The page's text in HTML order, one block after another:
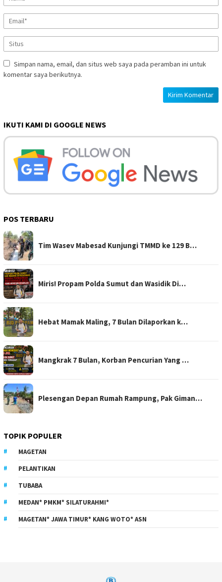
Simpan nama, email, dan situs web saya pada peramban ini untuk
komentar saya berikutnya.
IKUTI KAMI DI GOOGLE NEWS
POS TERBARU
Tim Wasev Mabesad Kunjungi TMMD ke 129 B…
Miris! Propam Polda Sumut dan Wasidik Di…
Hebat Mamak Maling, 7 Bulan Dilaporkan k…
Mangkrak 7 Bulan, Korban Pencurian Yang …
Plesengan Depan Rumah Rampung, Pak Giman…
TOPIK POPULER
MAGETAN
PELANTIKAN
TUBABA
MEDAN* PMKM* SILATURAHMI*
MAGETAN* JAWA TIMUR* KANG WOTO* ASN